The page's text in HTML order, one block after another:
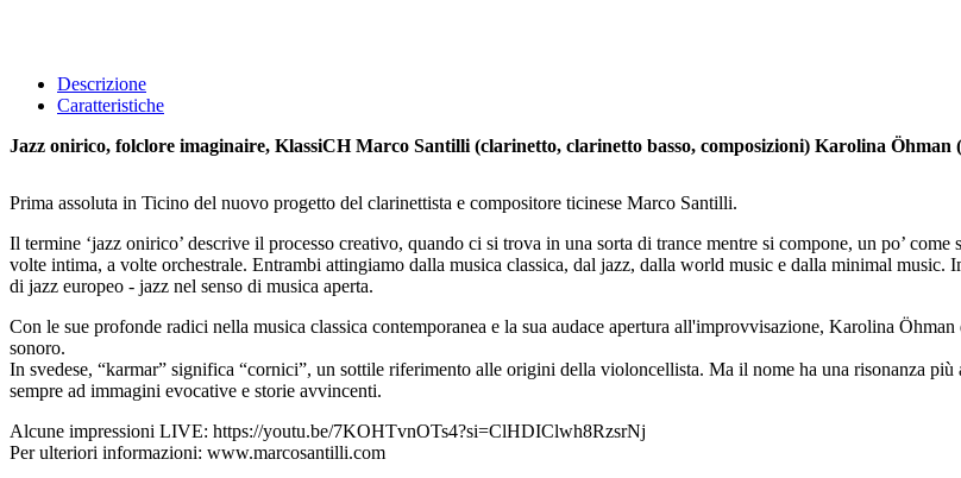
Descrizione
Caratteristiche
Jazz onirico, folclore imaginaire, KlassiCH Marco Santilli (clarinetto, clarinetto basso, composizioni) Karolina Öhman
Prima assoluta in Ticino del nuovo progetto del clarinettista e compositore ticinese Marco Santilli.
Il termine ‘jazz onirico’ descrive il processo creativo, quando ci si trova in una sorta di trance mentre si compone, un po’
volte intima, a volte orchestrale. Entrambi attingiamo dalla musica classica, dal jazz, dalla world music e dalla minimal
di jazz europeo - jazz nel senso di musica aperta.
Con le sue profonde radici nella musica classica contemporanea e la sua audace apertura all'improvvisazione, Karolina
sonoro.
In svedese, “karmar” significa “cornici”, un sottile riferimento alle origini della violoncellista. Ma il nome ha una risonanza
sempre ad immagini evocative e storie avvincenti.
Alcune impressioni LIVE: https://youtu.be/7KOHTvnOTs4?si=ClHDIClwh8RzsrNj
Per ulteriori informazioni: www.marcosantilli.com